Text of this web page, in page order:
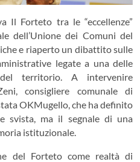
Il Forteto tra le “eccellenze”
dell’Unione dei Comuni del
e riaperto un dibattito sulle
legate a una delle
territorio. A intervenire
consigliere comunale di
OKMugello, che ha definito
svista, ma il segnale di una
istituzionale.
del Forteto come realtà di